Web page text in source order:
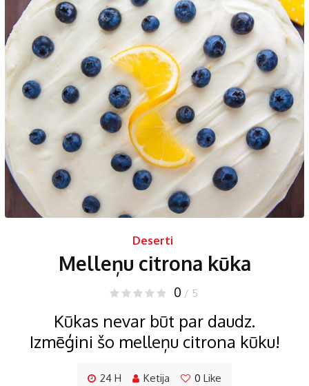
Deserti
Melleņu citrona kūka
0 / 5
Kūkas nevar būt par daudz.
Izmēģini šo melleņu citrona kūku!
24 H Ketija 0 Like